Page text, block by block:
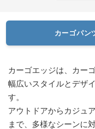
カーゴパン
カーゴエッジは、カー
幅広いスタイルとデザ
す。
アウトドアからカジュ
まで、多様なシーンに